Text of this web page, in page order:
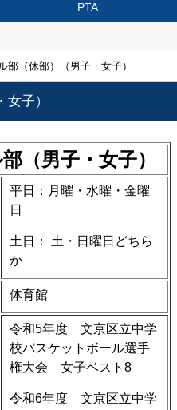
PTA
部（休部）（男子・女子）
子）
（男子・女子）
平日：月曜・水曜・金曜
日
土日： 土・日曜日どちら
か
体育館
令和5年度 文京区立中学
校バスケットボール選手
権大会 女子ベスト8
令和6年度 文京区立中学